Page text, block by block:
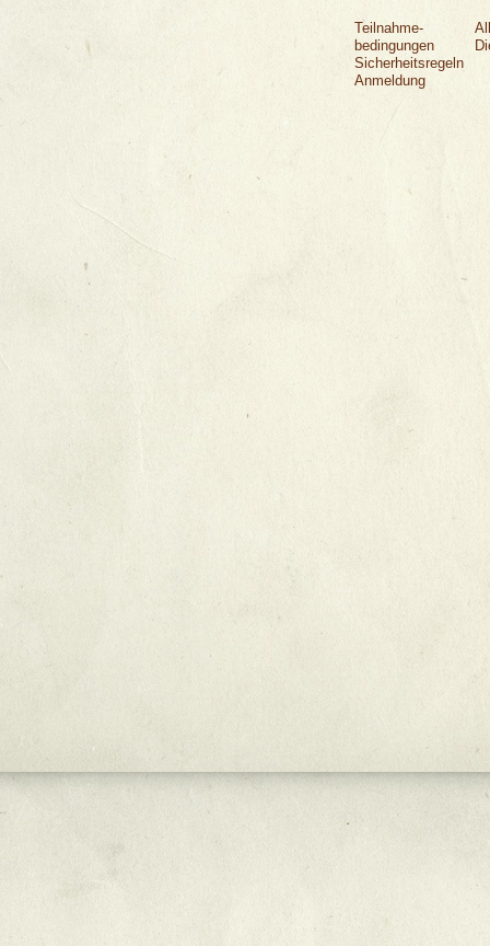
Teilnahme-
bedingungen
Sicherheitsregeln
Anmeldung